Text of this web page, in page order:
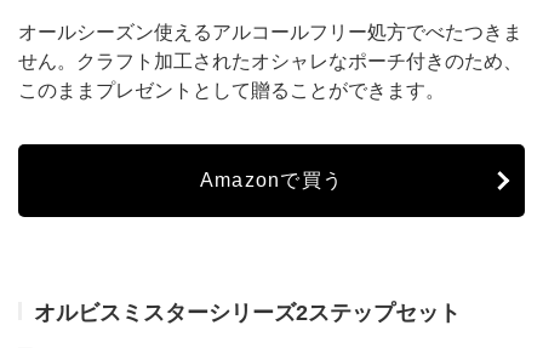
オールシーズン使えるアルコールフリー処方でべたつきま
せん。クラフト加工されたオシャレなポーチ付きのため、
このままプレゼントとして贈ることができます。
Amazonで買う
オルビスミスターシリーズ2ステップセット